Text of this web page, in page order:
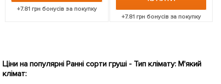
+7.81 грн бонусів за покупку
+7.81грн бонусів за покупку
Ціни на популярні Ранні сорти груші - Тип клімату: М'який
клімат: